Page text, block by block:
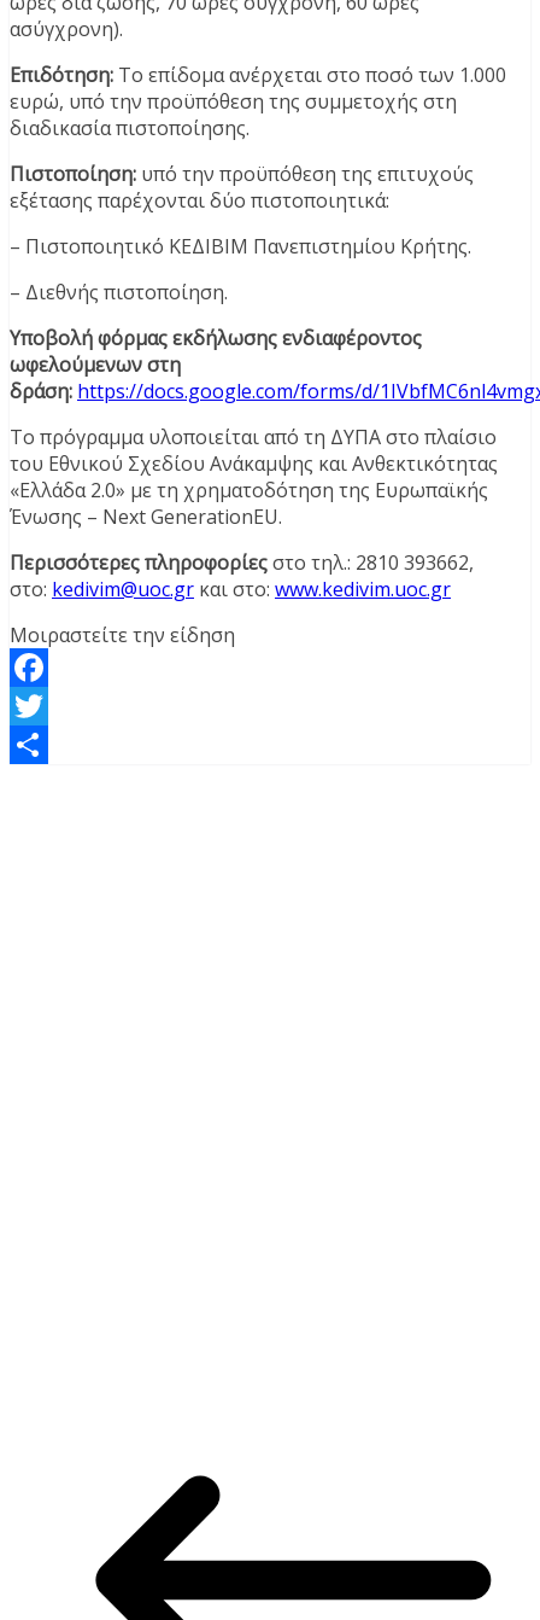
ασύγχρονη).
Επιδότηση: Το επίδομα ανέρχεται στο ποσό των 1.000
ευρώ, υπό την προϋπόθεση της συμμετοχής στη
διαδικασία πιστοποίησης.
Πιστοποίηση: υπό την προϋπόθεση της επιτυχούς
εξέτασης παρέχονται δύο πιστοποιητικά:
– Πιστοποιητικό ΚΕΔΙΒΙΜ Πανεπιστημίου Κρήτης.
– Διεθνής πιστοποίηση.
Υποβολή φόρμας εκδήλωσης ενδιαφέροντος
ωφελούμενων στη
δράση: https://docs.google.com/forms/d/
Το πρόγραμμα υλοποιείται από τη ΔΥΠΑ στο πλαίσιο
του Εθνικού Σχεδίου Ανάκαμψης και Ανθεκτικότητας
«Ελλάδα 2.0» με τη χρηματοδότηση της Ευρωπαϊκής
Ένωσης – Next GenerationEU.
Περισσότερες πληροφορίεςστο τηλ.: 2810 393662,
στο: kedivim@uoc.gr και στο: www.kedivim.uoc.gr
Μοιραστείτε την είδηση
Facebook
Twitter